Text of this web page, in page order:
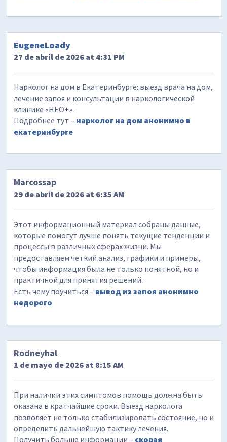
EugeneLoady
27 de abril de 2026 at 4:31 PM
Нарколог на дом в Екатеринбурге: выезд врача на дом,
лечение запоя и консультации в наркологической
клинике «НЕО+».
Подробнее тут – нарколог на дом анонимно в
екатеринбурге
Marcossap
29 de abril de 2026 at 6:35 AM
Этот информационный материал собраны данные,
которые помогут лучше понять текущие тенденции и
процессы в различных сферах жизни. Мы
предоставляем четкий анализ, графики и примеры,
чтобы информация была не только понятной, но и
практичной для принятия решений.
Есть чему поучиться – вывод из запоя анонимно
недорого
Rodneyhal
1 de mayo de 2026 at 8:15 AM
При наличии этих симптомов помощь должна быть
оказана в кратчайшие сроки. Выезд нарколога
позволяет не только стабилизировать состояние, но и
определить дальнейшую тактику лечения.
Получить больше информации – скорая